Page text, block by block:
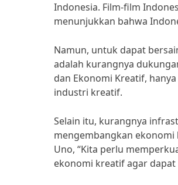
Indonesia. Film-film
menunjukkan bahwa
Namun, untuk dapat
adalah kurangnya
dan Ekonomi Kreatif,
industri kreatif.
Selain itu, kurangnya
mengembangkan
Uno, “Kita perlu
ekonomi kreatif agar dapat